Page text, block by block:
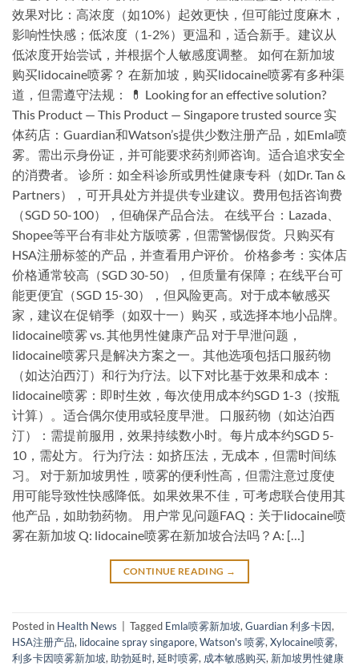
效果对比：高浓度（如10%）起效更快，但可能过度麻木，
影响性快感；低浓度（1-2%）更温和，适合新手。建议从
低浓度开始尝试，并根据个人敏感度调整。 如何在新加坡
购买lidocaine喷雾？ 在新加坡，购买lidocaine喷雾有多种渠
道，但需遵守法规： 💊 Looking for an effective solution?
This Product — This Product — Singapore trusted source 实
体药店：Guardian和Watson’s提供少数注册产品，如Emla喷
雾。需出示身份证，并可能要求药剂师咨询。适合追求安全
的消费者。 诊所：如全科诊所或男性健康专科（如Dr. Tan &
Partners），可开具处方并提供专业建议。费用包括咨询费
（SGD 50-100），但确保产品合法。 在线平台：Lazada、
Shopee等平台有非处方版喷雾，但需警惕假货。只购买有
HSA注册标签的产品，并查看用户评价。 价格参考：实体店
价格通常较高（SGD 30-50），但质量有保障；在线平台可
能更便宜（SGD 15-30），但风险更高。对于成本敏感买
家，建议在促销季（如双十一）购买，或选择本地小品牌。
lidocaine喷雾 vs. 其他男性健康产品 对于早泄问题，
lidocaine喷雾只是解决方案之一。其他选项包括口服药物
（如达泊西汀）和行为疗法。以下对比基于效果和成本：
lidocaine喷雾：即时生效，每次使用成本约SGD 1-3（按瓶
计算）。适合偶尔使用或轻度早泄。 口服药物（如达泊西
汀）：需提前服用，效果持续数小时。每片成本约SGD 5-
10，需处方。 行为疗法：如挤压法，无成本，但需时间练
习。 对于新加坡男性，喷雾的便利性高，但需注意过度使
用可能导致性快感降低。如果效果不佳，可考虑联合使用其
他产品，如助勃药物。 用户常见问题FAQ：关于lidocaine喷
雾在新加坡 Q: lidocaine喷雾在新加坡合法吗？A: […]
CONTINUE READING →
Posted in Health News Tagged Emla喷雾新加坡,Guardian 利多卡因,
HSA注册产品, lidocaine spray singapore,Watson's 喷雾,Xylocaine喷雾,
利多卡因喷雾新加坡,助勃延时,延时喷雾, 成本敏感购买, 新加坡男性健康